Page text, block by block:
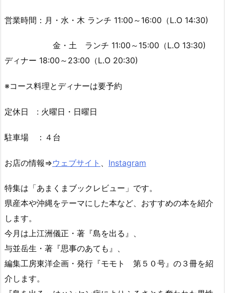
営業時間：月・水・木 ランチ 11:00～16:00（L.O 14:30)
金・土 ランチ 11:00～15:00（L.O 13:30)
ディナー 18:00～23:00（L.O 20:30)
※コース料理とディナーは要予約
定休日 : 火曜日・日曜日
駐車場 ：４台
お店の情報⇒ウェブサイト Instagram
特集は「あまくまブックレビュー」です。
県産本や沖縄をテーマにした本など、おすすめの本を紹介
します。
今月は上江洲儀正・著『島を出る』、
与並岳生・著『思事のあても』、
編集工房東洋企画・発行『モモト 第５０号』の３冊を紹
介します。